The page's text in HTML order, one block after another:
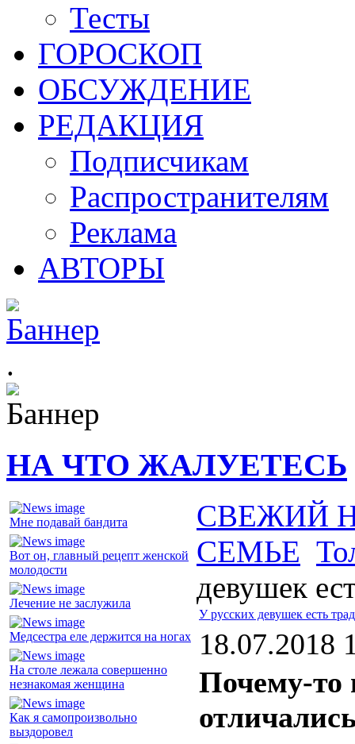
Тесты
ГОРОСКОП
ОБСУЖДЕНИЕ
РЕДАКЦИЯ
Подписчикам
Распространителям
Реклама
АВТОРЫ
.
НА ЧТО ЖАЛУЕТЕСЬ
Мне подавай бандита
Вот он, главный рецепт женской
молодости
Лечение не заслужила
Медсестра еле держится на ногах
На столе лежала совершенно
незнакомая женщина
Как я самопроизвольно
выздоровел
СВЕЖИЙ
СЕМЬЕ
девушек
У русских девушек есть
18.07.2018
Почему-то